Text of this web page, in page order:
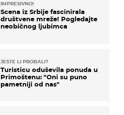
IMPRESIVNO!
Scena iz Srbije fascinirala
društvene mreže! Pogledajte
neobičnog ljubimca
JESTE LI PROBALI?
Turisticu oduševila ponuda u
Primoštenu: "Oni su puno
pametniji od nas"